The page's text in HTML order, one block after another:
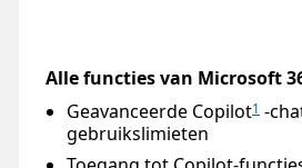
Alle functies van Microsoft
Geavanceerde Copilot1 -
gebruikslimieten